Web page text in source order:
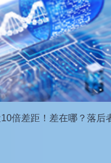
倍差距！差在哪？落后